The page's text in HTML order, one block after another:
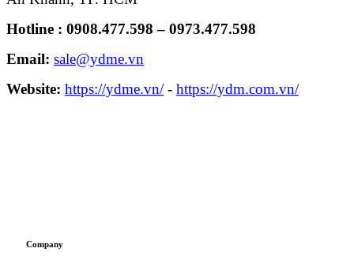
Hotline : 0908.477.598 – 0973.477.598
Email: sale@ydme.vn
Website: https://ydme.vn/- https://ydm.com.vn/
Company